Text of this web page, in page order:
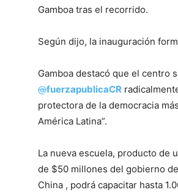
Gamboa tras el recorrido.
Según dijo, la inauguración
Gamboa destacó que el centro
@fuerzapublicaCR
protectora de la democracia
América Latina”.
La nueva escuela, producto de
de $50 millones del gobierno
China , podrá capacitar hasta